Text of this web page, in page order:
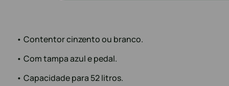
• Contentor cinzento ou branco.
• Com tampa azul e pedal.
• Capacidade para 52 litros.